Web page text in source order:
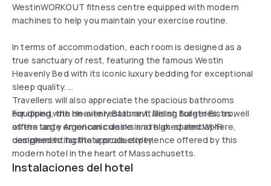
WestinWORKOUT fitness centre equipped with modern
machines to help you maintain your exercise routine.
In terms of accommodation, each room is designed as a
true sanctuary of rest, featuring the famous Westin
Heavenly Bed with its iconic luxury bedding for exceptional
sleep quality.
Travellers will also appreciate the spacious bathrooms
equipped with Heavenly Bath revitalising toiletries, as well
as the large ergonomic desks and high-speed Wi-Fi
designed to facilitate productivity.
For dining, the on-site restaurant, Relish Burger Bistro,
offers tasty American cuisine in a relaxed atmosphere,
complementing the upscale experience offered by this
modern hotel in the heart of Massachusetts.
Instalaciones del hotel